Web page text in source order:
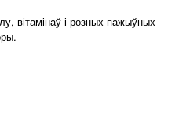
вітамінаў і розных пажыўных